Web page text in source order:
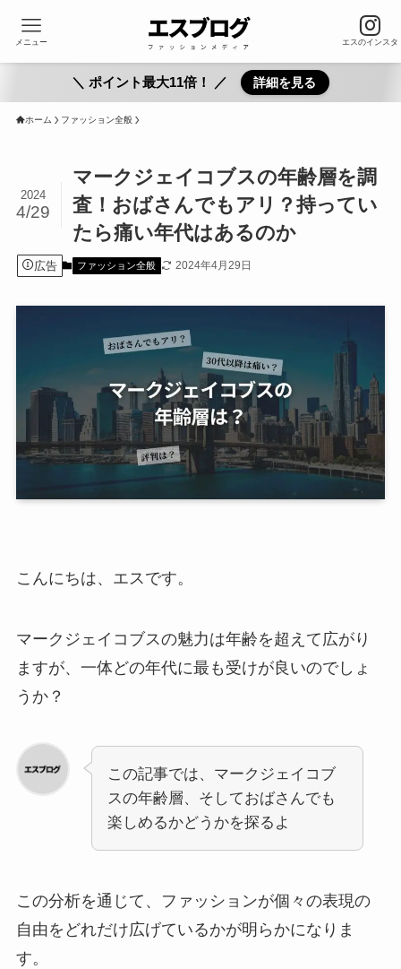
エスのインスタ
メニュー
＼ ポイント最大11倍！ ／ 詳細を見る
ホーム ファッション全般
マークジェイコブスの年齢層を調
査！おばさんでもアリ？持ってい
たら痛い年代はあるのか
2024
4/29
広告 ファッション全般 2024年4月29日
こんにちは、エスです。
マークジェイコブスの魅力は年齢を超えて広がり
ますが、一体どの年代に最も受けが良いのでしょ
うか？
この記事では、マークジェイコブ
スの年齢層、そしておばさんでも
楽しめるかどうかを探るよ
この分析を通じて、ファッションが個々の表現の
自由をどれだけ広げているかが明らかになりま
す。